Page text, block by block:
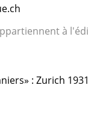
à
: Zurich